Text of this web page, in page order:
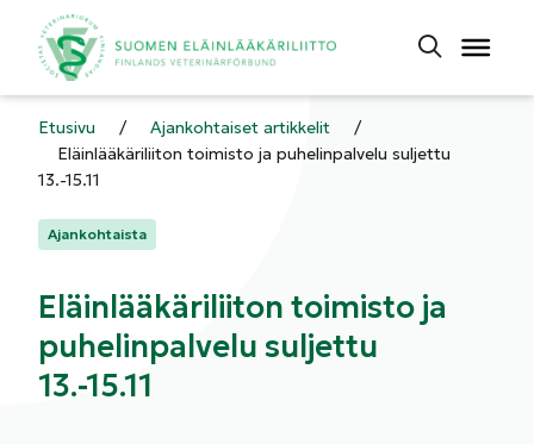
Etusivu / Ajankohtaiset artikkelit
/
Eläinlääkäriliiton toimisto ja puhelinpalvelu suljettu
13.-15.11
Kategoriat:
Ajankohtaista
Eläinlääkäriliiton toimisto ja
puhelinpalvelu suljettu
13.-15.11